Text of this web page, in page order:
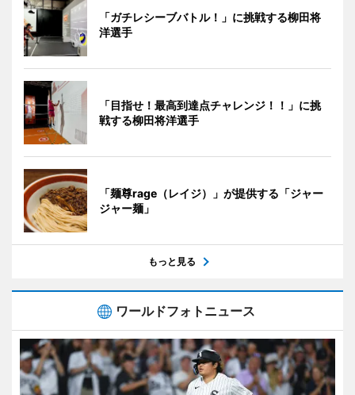
「ガチレシーブバトル！」に挑戦する柳田将
洋選手
「目指せ！最高到達点チャレンジ！！」に挑
戦する柳田将洋選手
「麺尊rage（レイジ）」が提供する「ジャー
ジャー麺」
もっと見る
ワールドフォトニュース